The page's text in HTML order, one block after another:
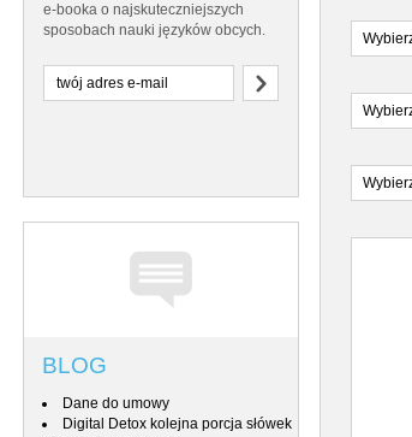
e-booka o najskuteczniejszych
sposobach nauki języków obcych.
BLOG
Dane do umowy
Digital Detox kolejna porcja słówek